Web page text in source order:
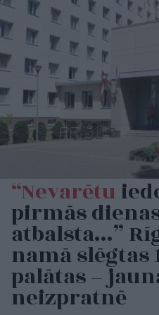
“Nevarētu
pirmās
atbalsta…”
namā slēgtas
palātas –
neizpratnē